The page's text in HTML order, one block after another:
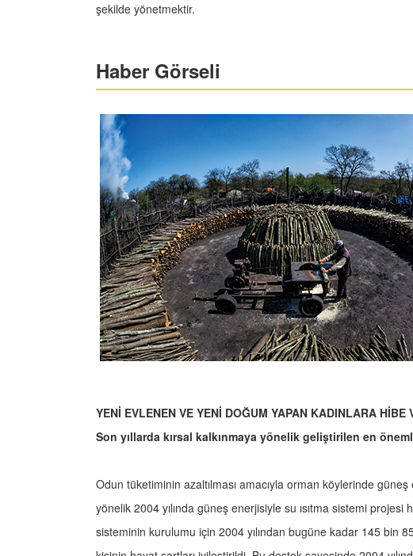
şekilde yönetmektir.
Haber Görseli
YENİ EVLENEN VE YENİ DOĞUM YAPAN KADINLARA HİBE
Son yıllarda kırsal kalkınmaya yönelik geliştirilen en
Odun tüketiminin azaltılması amacıyla orman köylerinde güneş
yönelik 2004 yılında güneş enerjisiyle su ısıtma sistemi projesi
sisteminin kurulumu için 2004 yılından bugüne kadar 145 bin